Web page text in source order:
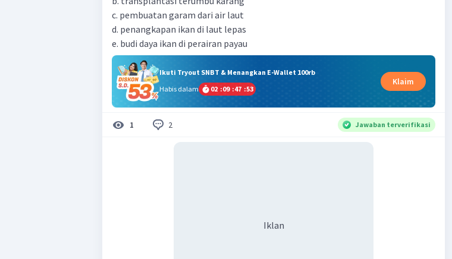
c. pembuatan garam dari air laut
d. penangkapan ikan di laut lepas
e. budi daya ikan di perairan payau
Ikuti Tryout SNBT & Menangkan E-Wallet 100rb
Habis dalam
02 :09 :47 :53
Klaim
1 2 Jawaban terverifikasi
Iklan